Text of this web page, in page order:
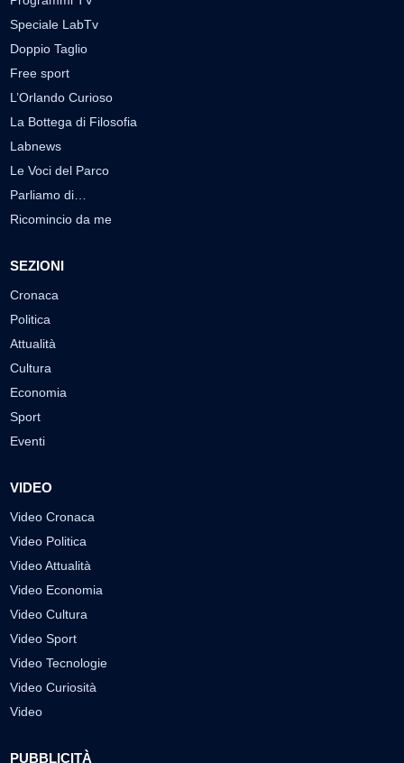
Speciale LabTv
Doppio Taglio
Free sport
L’Orlando Curioso
La Bottega di Filosofia
Labnews
Le Voci del Parco
Parliamo di…
Ricomincio da me
SEZIONI
Cronaca
Politica
Attualità
Cultura
Economia
Sport
Eventi
VIDEO
Video Cronaca
Video Politica
Video Attualità
Video Economia
Video Cultura
Video Sport
Video Tecnologie
Video Curiosità
Video
PUBBLICITÀ